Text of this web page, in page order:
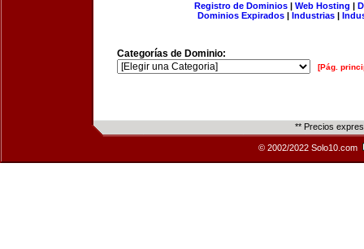
Registro de Dominios| Web Hosting |
Dominios Expirados | Industrias |
Categorías de Dominio:
[Pág.
** Precios
© 2002/2022 Solo10.com